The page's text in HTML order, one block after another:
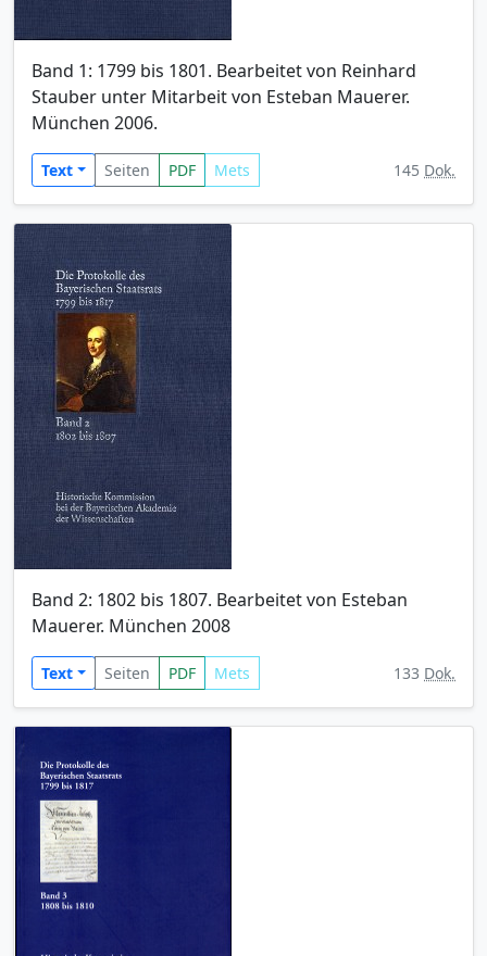
Band 1: 1799 bis 1801. Bearbeitet von Reinhard
Stauber unter Mitarbeit von Esteban Mauerer.
München 2006.
Text Seiten PDF Mets 145 Dok.
Band 2: 1802 bis 1807. Bearbeitet von Esteban
Mauerer. München 2008
Text Seiten PDF Mets 133 Dok.